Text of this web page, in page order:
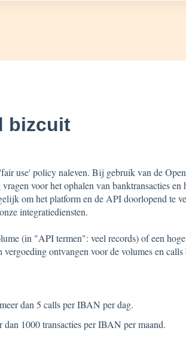
bizcuit
use' policy naleven. Bij gebruik van de
voor het ophalen van banktransacties en
om het platform en de API doorlopend te
integratiediensten.
(in "API termen": veel records) of een
ontvangen voor de volumes en
dan 5 calls per IBAN per dag.
dan 1000 transacties per IBAN per maand.